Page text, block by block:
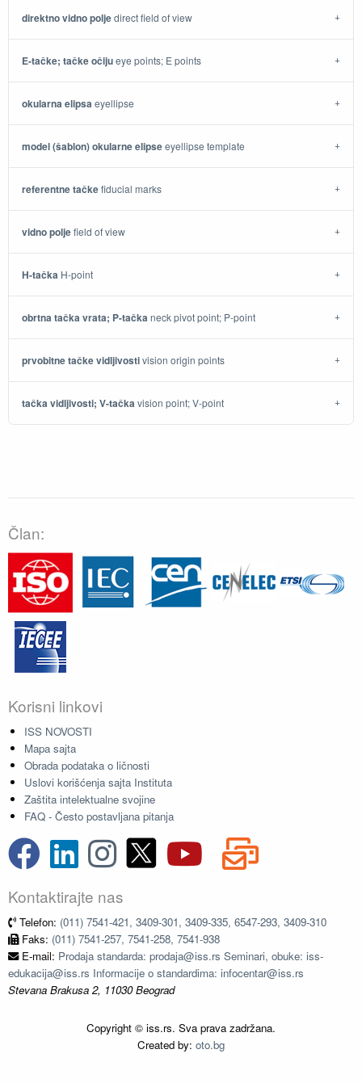
direktno vidno poljedirect field of view
E-tačke; tačke očijueye points; E points
okularna elipsaeyellipse
model (šablon) okularne elipseeyellipse template
referentne tačkefiducial marks
vidno poljefield of view
H-tačka H-point
obrtna tačka vrata; P-tačkaneck pivot point; P-point
prvobitne tačke vidljivostivision origin points
tačka vidljivosti; V-tačkavision point; V-point
Član:
Korisni linkovi
ISS NOVOSTI
Mapa sajta
Obrada podataka o ličnosti
Uslovi korišćenja sajta Instituta
Zaštita intelektualne svojine
FAQ - Često postavljana pitanja
Kontaktirajte nas
Telefon: (011) 7541-421, 3409-301, 3409-335, 6547-293, 3409-310
Faks: (011) 7541-257, 7541-258, 7541-938
E-mail: Prodaja standarda: prodaja@iss.rs Seminari, obuke: iss-
edukacija@iss.rs Informacije o standardima: infocentar@iss.rs
Stevana Brakusa 2, 11030 Beograd
Copyright © iss.rs. Sva prava zadržana.
Created by: oto.bg